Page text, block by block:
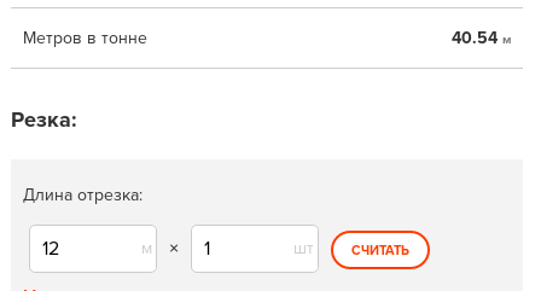
Метров в тонне 40.54 м
Резка:
Длина отрезка:
м × шт СЧИТАТЬ